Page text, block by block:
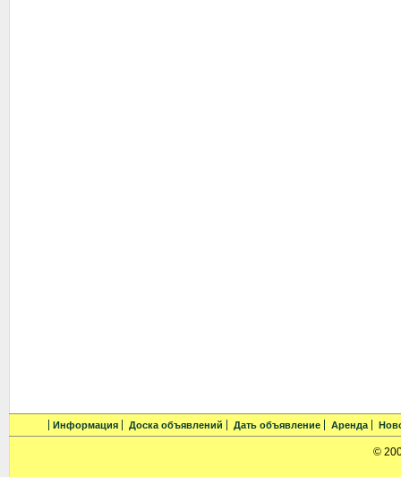
Информация Доска объявлений Дать объявление Аренда
©